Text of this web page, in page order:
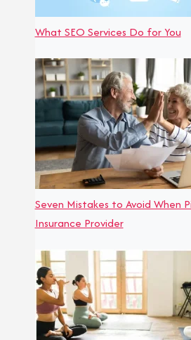
What SEO Services Do for You
Seven Mistakes to Avoid When
Insurance Provider